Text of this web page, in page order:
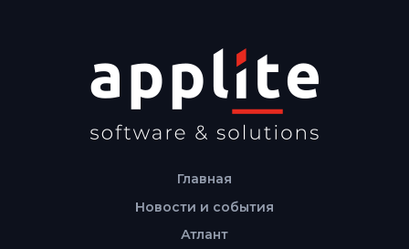
Главная
Новости и события
Атлант